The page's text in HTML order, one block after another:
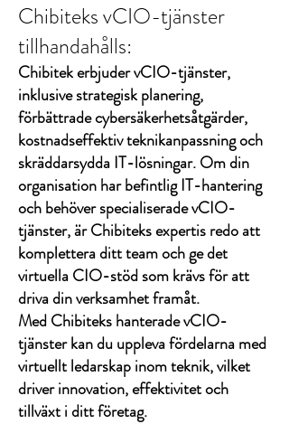
Chibiteks vCIO-tjänster
tillhandahålls:
Chibitek erbjuder vCIO-tjänster,
inklusive strategisk planering,
förbättrade cybersäkerhetsåtgärder,
kostnadseffektiv teknikanpassning och
skräddarsydda IT-lösningar. Om din
organisation har befintlig IT-hantering
och behöver specialiserade vCIO-
tjänster, är Chibiteks expertis redo att
komplettera ditt team och ge det
virtuella CIO-stöd som krävs för att
driva din verksamhet framåt.
Med Chibiteks hanterade vCIO-
tjänster kan du uppleva fördelarna med
virtuellt ledarskap inom teknik, vilket
driver innovation, effektivitet och
tillväxt i ditt företag.